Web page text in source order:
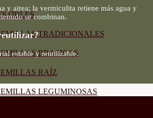
TRADICIONALES
BRASICAS
RAÍZ
LEGUMINOSAS
y airea; la vermiculita retiene más agua y
se combinan.
estable y reutilizable.